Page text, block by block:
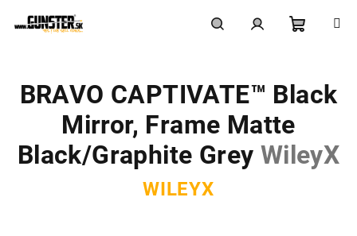
košík
BRAVO CAPTIVATE™ Black
Mirror, Frame Matte
Black/Graphite Grey WileyX
WILEYX